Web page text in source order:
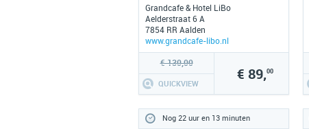
Grandcafe & Hotel LiBo
Aelderstraat 6 A
7854 RR Aalden
www.grandcafe-libo.nl
€ 130,00
QUICKVIEW
€ 89,00
Nog 22 uur en 13 minuten